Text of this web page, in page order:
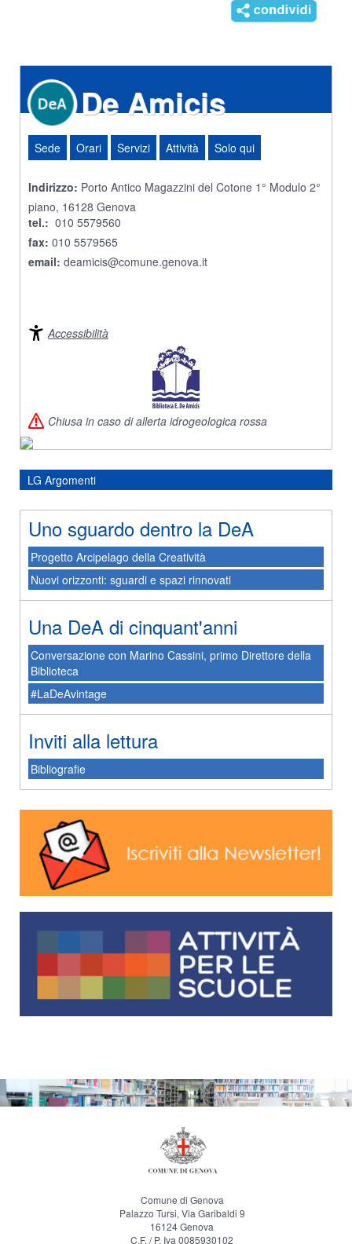
De Amicis
Sede Orari Servizi Attività Solo qui
Indirizzo: Porto Antico Magazzini del Cotone 1° Modulo 2°
piano, 16128 Genova
tel.: 010 5579560
fax: 010 5579565
email: deamicis@comune.genova.it
Accessibilità
Chiusa in caso di allerta idrogeologica rossa
LG Argomenti
Uno sguardo dentro la DeA
Progetto Arcipelago della Creatività
Nuovi orizzonti: sguardi e spazi rinnovati
Una DeA di cinquant'anni
Conversazione con Marino Cassini, primo Direttore della
Biblioteca
#LaDeAvintage
Inviti alla lettura
Bibliografie
Comune di Genova
Palazzo Tursi, Via Garibaldi 9
16124 Genova
C.F. / P. Iva 0085930102